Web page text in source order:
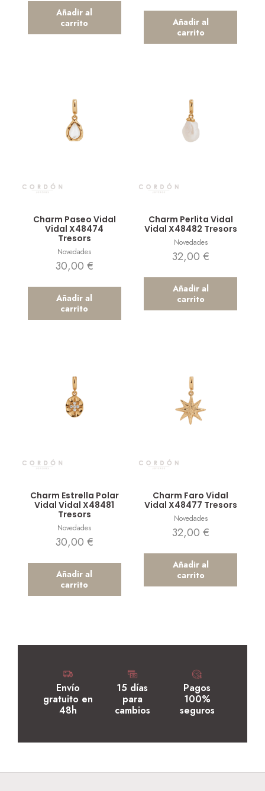
Añadir al
carrito
Añadir al
carrito
Charm Paseo Vidal
Vidal X48474
Tresors
Novedades
30,00 €
Añadir al
carrito
Charm Perlita Vidal
Vidal X48482 Tresors
Novedades
32,00 €
Añadir al
carrito
Charm Estrella Polar
Vidal Vidal X48481
Tresors
Novedades
30,00 €
Añadir al
carrito
Charm Faro Vidal
Vidal X48477 Tresors
Novedades
32,00 €
Añadir al
carrito
Envío
gratuito en
48h
15 días
para
cambios
Pagos
100%
seguros